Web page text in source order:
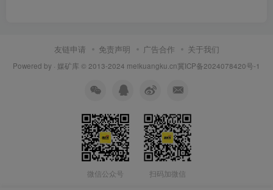
友链申请 免责声明 广告合作 关于我们
Powered by · 媒矿库 © 2013-2024 meikuangku.cn冀ICP备2024078420号-1
微信公众号 扫码加微信